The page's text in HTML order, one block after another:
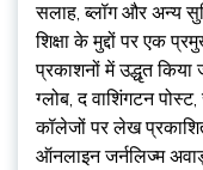
सलाह, ब्लॉग और अन्य
शिक्षा के मुद्दों पर एक
प्रकाशनों में उद्धृत किया
ग्लोब, द वाशिंगटन
कॉलेजों पर लेख
ऑनलाइन जर्नलिज्म